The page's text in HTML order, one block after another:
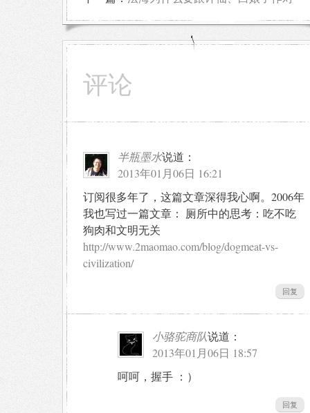
评论
半瓶墨水说道：
2013年01月06日 16:21
订阅很多年了，这篇文章深得我心啊。2006年
我也写过一篇文章： 厕所中的思考：吃不吃
狗肉和文明无关
http://www.2maomao.com/blog/dogmeat-vs-
civilization/
回复
小骆驼商队说道：
2013年01月06日 18:57
呵呵，握手 ：）
回复